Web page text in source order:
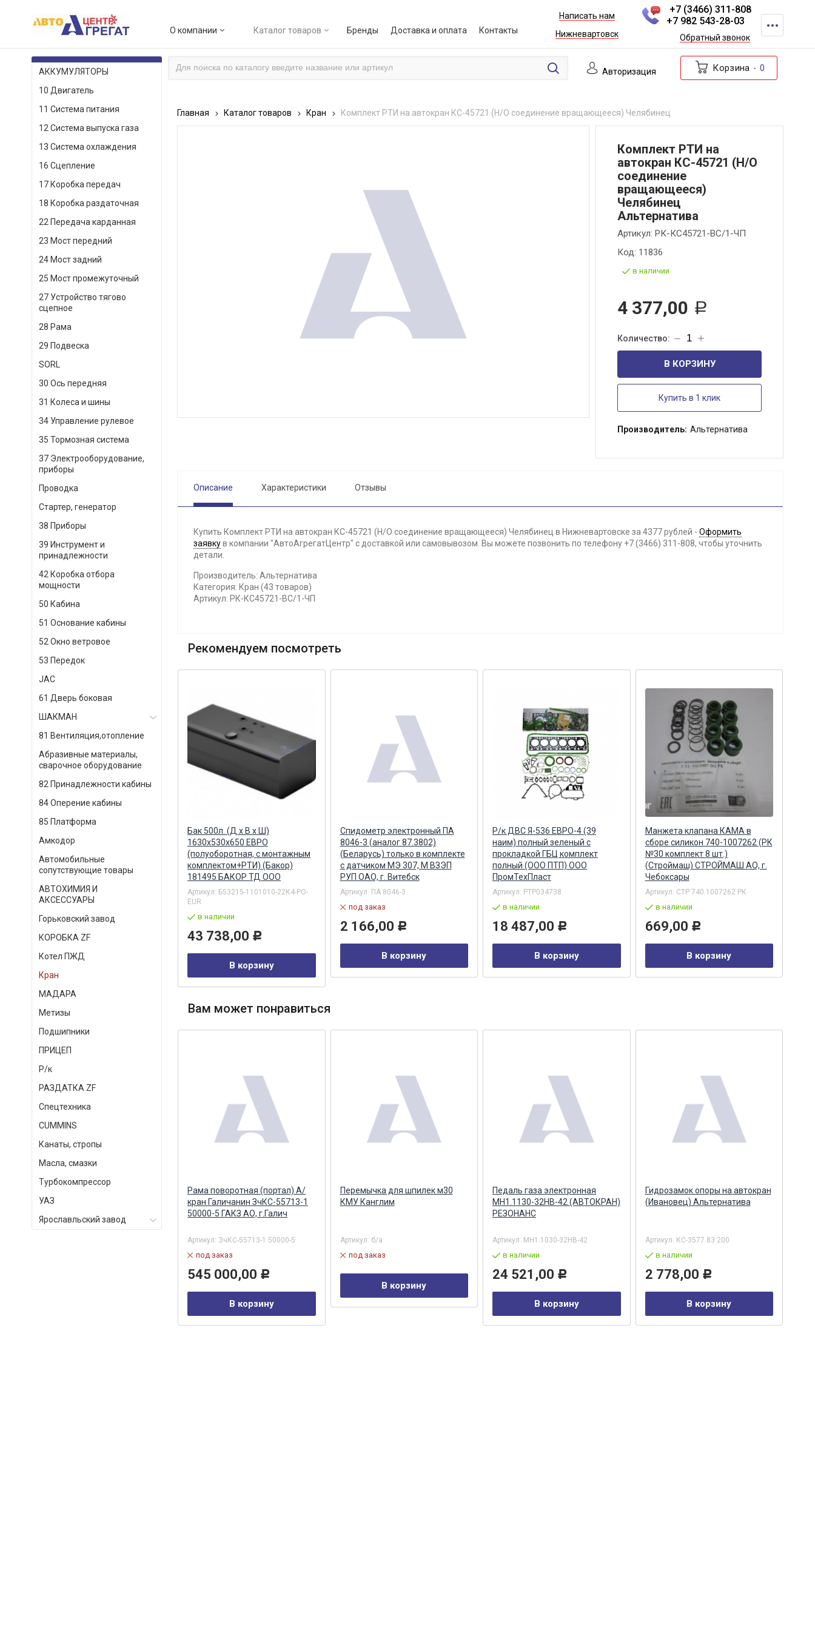
О компании Каталог товаров Бренды Доставка и оплата Контакты
Написать нам
Нижневартовск
+7 (3466) 311-808
+7 982 543-28-03
Обратный звонок
КАТАЛОГ ТОВАРОВ Авторизация Корзина 0
АККУМУЛЯТОРЫ
10 Двигатель
11 Система питания
12 Система выпуска газа
13 Система охлаждения
16 Сцепление
17 Коробка передач
18 Коробка раздаточная
22 Передача карданная
23 Мост передний
24 Мост задний
25 Мост промежуточный
27 Устройство тягово
сцепное
28 Рама
29 Подвеска
SORL
30 Ось передняя
31 Колеса и шины
34 Управление рулевое
35 Тормозная система
37 Электрооборудование,
приборы
Проводка
Стартер, генератор
38 Приборы
39 Инструмент и
принадлежности
42 Коробка отбора
мощности
50 Кабина
51 Основание кабины
52 Окно ветровое
53 Передок
JAC
61 Дверь боковая
ШАКМАН
81 Вентиляция,отопление
Абразивные материалы,
сварочное оборудование
82 Принадлежности кабины
84 Оперение кабины
85 Платформа
Амкодор
Автомобильные
сопутствующие товары
АВТОХИМИЯ И
АКСЕССУАРЫ
Горьковский завод
КОРОБКА ZF
Котел ПЖД
Кран
МАДАРА
Метизы
Подшипники
ПРИЦЕП
Р/к
РАЗДАТКА ZF
Спецтехника
СUMMINS
Канаты, стропы
Масла, смазки
Турбокомпрессор
УАЗ
Ярославльский завод
Главная Каталог товаров Кран Комплект РТИ на автокран КС-45721 (Н/О соединение вращающееся) Челябинец
Комплект РТИ на
автокран КС-45721 (Н/О
соединение
вращающееся)
Челябинец
Альтернатива
Артикул: РК-КС45721-ВС/1-ЧП
Код: 11836
в наличии
4 377,00 Р
В КОРЗИНУ
Купить в 1 клик
Производитель: Альтернатива
Описание Характеристики Отзывы
Купить Комплект РТИ на автокран КС-45721 (Н/О соединение вращающееся) Челябинец в Нижневартовске за 4377 рублей - Оформить
заявкув компании "АвтоАгрегатЦентр" с доставкой или самовывозом. Вы можете позвонить по телефону +7 (3466) 311-808, чтобы уточнить
детали.
Производитель: Альтернатива
Категория: Кран (43 товаров)
Артикул: РК-КС45721-ВС/1-ЧП
Рекомендуем посмотреть
151 полный комплект
(ан.1312298911) / TECNARI
TECNARI
под заказ
42 256,00
В корзину
Бак 500л. (Д х В х Ш)
1630x530x650 ЕВРО
(полуоборотная, с монтажным
комплектом+РТИ) (Бакор)
181495 БАКОР ТД ООО
Артикул: Б53215-1101010-22К4-PO-
EUR
в наличии
43 738,00 Р
В корзину
Спидометр электронный ПА
8046-3 (аналог 87.3802)
(Беларусь) только в комплекте
с датчиком МЭ 307, М ВЗЭП
РУП ОАО, г. Витебск
Артикул: ПА 8046-3
под заказ
2 166,00 Р
В корзину
Р/к ДВС Я-536 ЕВРО-4 (39
наим) полный зеленый с
прокладкой ГБЦ комплект
полный (ООО ПТП) ООО
ПромТехПласт
Артикул: PTP034738
в наличии
18 487,00 Р
В корзину
Манжета клапана КАМА в
сборе силикон 740-1007262 (РК
№30 комплект 8 шт.)
(Строймаш) СТРОЙМАШ АО, г.
Чебоксары
Артикул: СТР 740.1007262 РК
в наличии
669,00 Р
В корзину
Вам может понравиться
автокран (Ивановец)
Рама поворотная (портал) А/
кран Галичанин ЗчКС-55713-1
50000-5 ГАКЗ АО, г.Галич
Артикул: ЗчКС-55713-1 50000-5
под заказ
545 000,00 Р
В корзину
Перемычка для шпилек м30
КМУ Канглим
Артикул: б/а
под заказ
В корзину
Педаль газа электронная
МН1.1130-32НВ-42 (АВТОКРАН)
РЕЗОНАНС
Артикул: MH1.1030-32HB-42
в наличии
24 521,00 Р
В корзину
Гидрозамок опоры на автокран
(Ивановец) Альтернатива
Артикул: КС-3577.83.200
в наличии
2 778,00 Р
В корзину